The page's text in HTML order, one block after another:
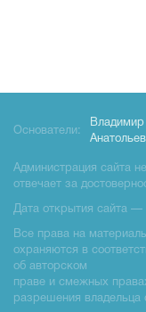
Основатели:
Администрация сайта
отвечает за
Дата открытия сайта —
Все права на
охраняются в
об авторском
праве и смежных
разрешения